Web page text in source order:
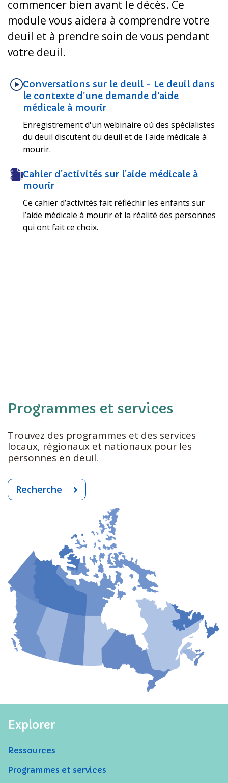
commencer bien avant le décès. Ce
module vous aidera à comprendre votre
deuil et à prendre soin de vous pendant
votre deuil.
Conversations sur le deuil - Le deuil dans
le contexte d'une demande d'aide
médicale à mourir
Enregistrement d'un webinaire où des spécialistes
du deuil discutent du deuil et de l'aide médicale à
mourir.
Cahier d’activités sur l’aide médicale à
mourir
Ce cahier d’activités fait réfléchir les enfants sur
l’aide médicale à mourir et la réalité des personnes
qui ont fait ce choix.
Programmes et services
Trouvez des programmes et des services
locaux, régionaux et nationaux pour les
personnes en deuil.
Recherche
Explorer
Ressources
Programmes et services